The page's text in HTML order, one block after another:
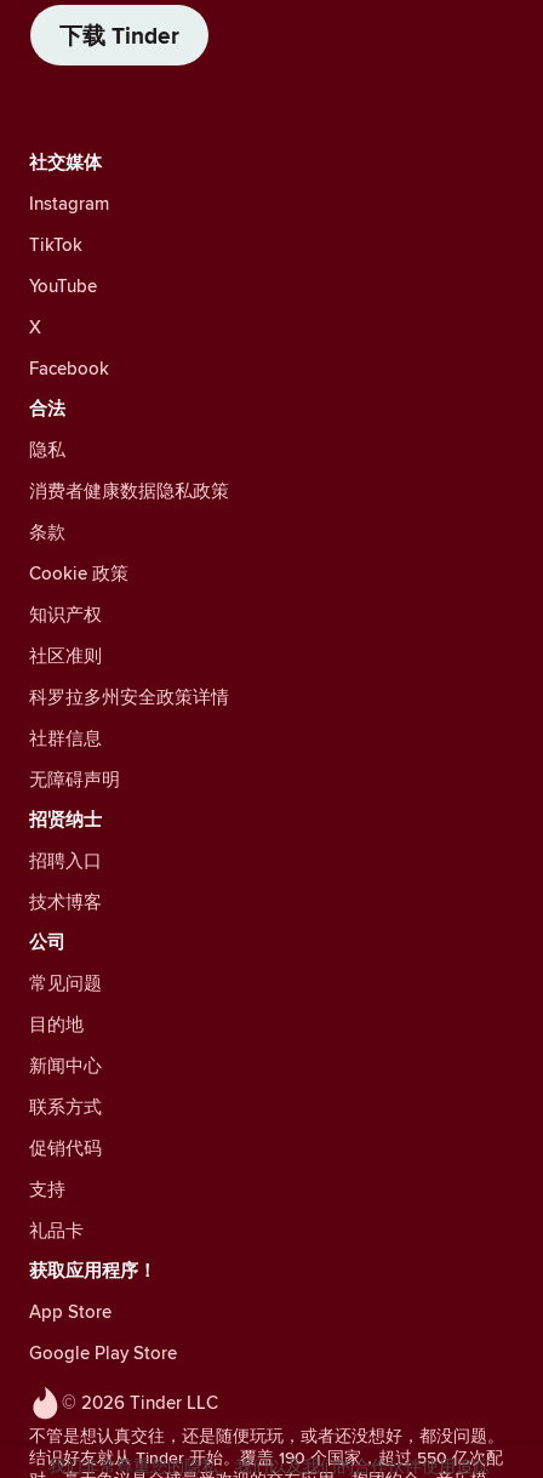
下载 Tinder
© 2026 Tinder LLC
不管是想认真交往，还是随便玩玩，或者还没想好，都没问题。
结识好友就从 Tinder 开始。覆盖 190 个国家，超过 550 亿次配
社交媒体
Instagram
TikTok
YouTube
X
Facebook
合法
隐私
消费者健康数据隐私政策
条款
Cookie 政策
知识产权
社区准则
科罗拉多州安全政策详情
社群信息
无障碍声明
招贤纳士
招聘入口
技术博客
公司
常见问题
目的地
新闻中心
联系方式
促销代码
支持
礼品卡
获取应用程序！
App Store
Google Play Store
我们非常尊重您的隐私。我们以及我们的合作伙伴使用追踪